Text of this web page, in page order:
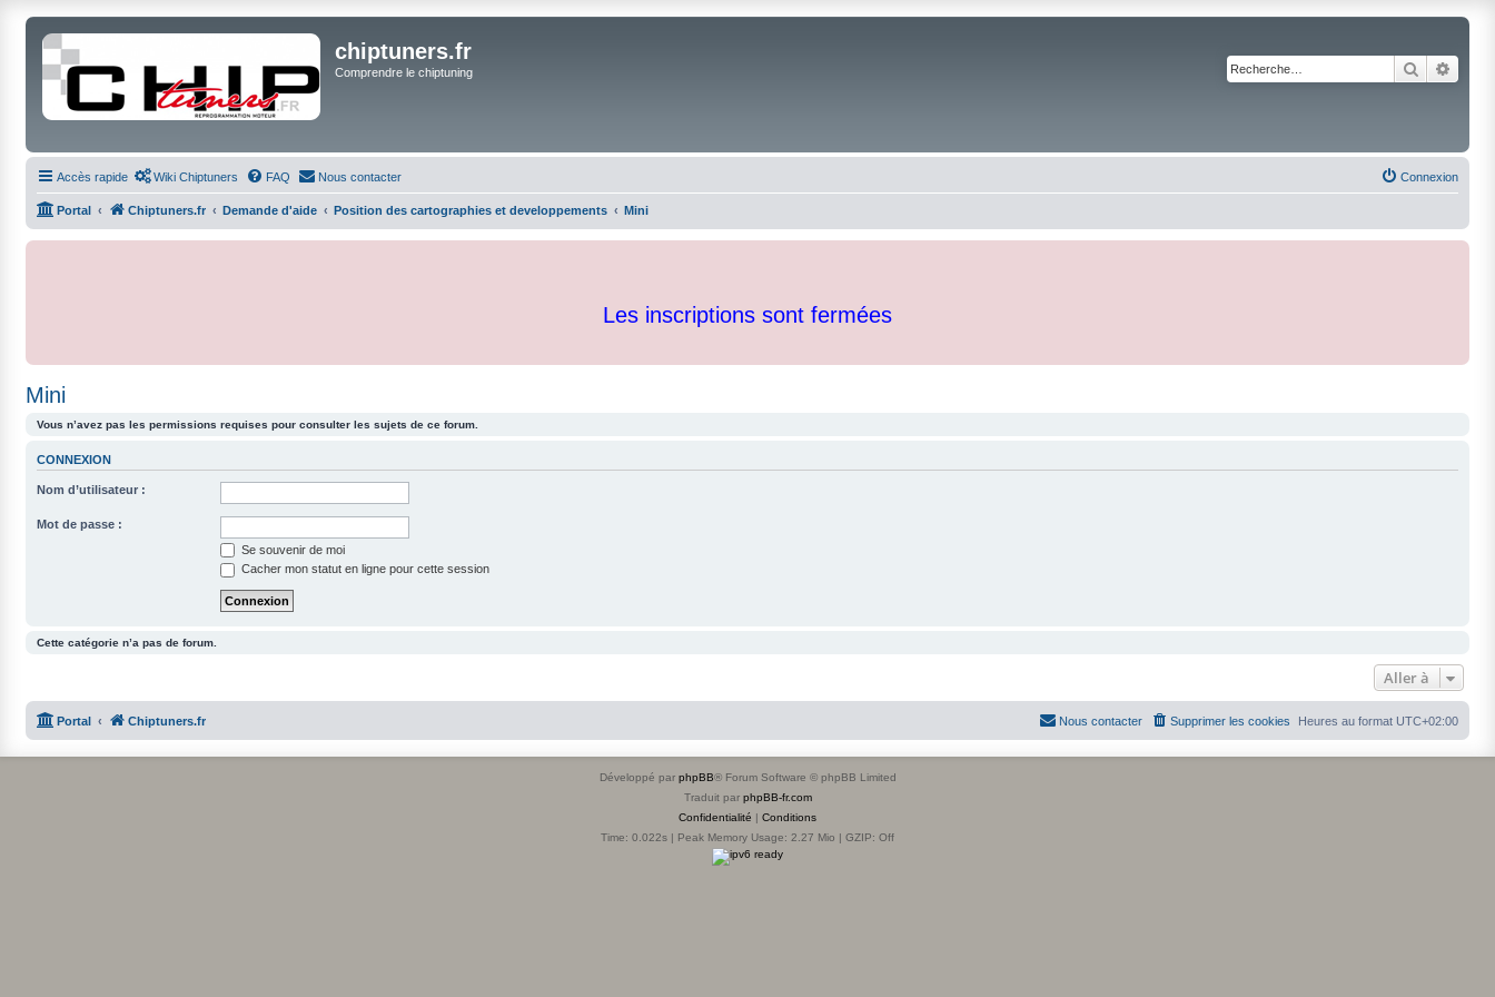
chiptuners.fr
Comprendre le chiptuning Rechercher
Accès rapide Wiki Chiptuners FAQ Nous contacter Connexion
Portal Chiptuners.fr Demande d'aide Position des cartographies et developpements Mini
Les inscriptions sont fermées
Mini
Vous n’avez pas les permissions requises pour consulter les sujets de ce forum.
CONNEXION
Nom d’utilisateur :
Mot de passe :
Se souvenir de moi
Cacher mon statut en ligne pour cette session
Cette catégorie n’a pas de forum.
Aller à
Portal Chiptuners.fr Heures au format UTC+02:00
Supprimer les cookies
Nous contacter
Développé par phpBB® Forum Software © phpBB Limited
Traduit par phpBB-fr.com
Confidentialité | Conditions
Time: 0.022s | Peak Memory Usage: 2.27 Mio | GZIP: Off